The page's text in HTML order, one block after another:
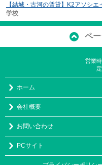
【結城・古河の賃貸】K2アソシエ
学校
ペ
営業
ホーム
会社概要
お問い合わせ
PCサイト